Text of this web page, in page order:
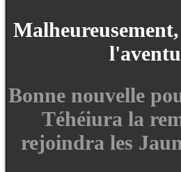
Bonne nouvelle
Téhéiura la
rejoindra les